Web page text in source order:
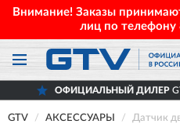
Внимание! Заказы
лиц по телефону
ДИЛЕРGTV В РОССИИ
GTV АКСЕССУАРЫ Датчик